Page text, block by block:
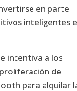
en parte
inteligentes
incentiva a los
de
para alquilar